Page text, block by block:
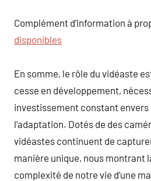
Complément d’information à
disponibles
En somme, le rôle du vidéaste
cesse en développement,
investissement constant
l’adaptation. Dotés de des
vidéastes continuent de
manière unique, nous montrant
complexité de notre vie d’une